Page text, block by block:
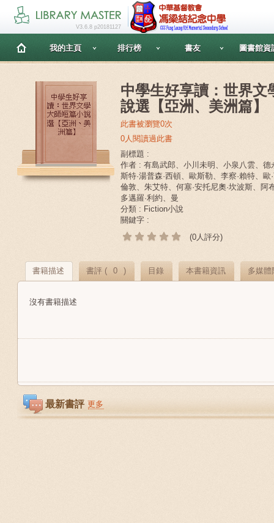
V3.6.8 p20181127
我的主頁 排行榜 書友 圖書館資
中學生好享讀：世界文
說選【亞洲、美洲篇】
此書被瀏覽0次
0人閱讀過此書
副標題 :
作者 : 有島武郎、小川未明、小泉八雲、
斯特·湯普森·西頓、歐斯勒、李察·賴特、
倫敦、朱艾特、何塞·安托尼奧·坎波斯、阿
多邁羅·利約、曼
分類 : Fiction小說
關鍵字 :
(0人評分)
書籍描述 書評 ( 0 ) 目錄 本書籍資訊 多媒體
沒有書籍描述
最新書評 更多